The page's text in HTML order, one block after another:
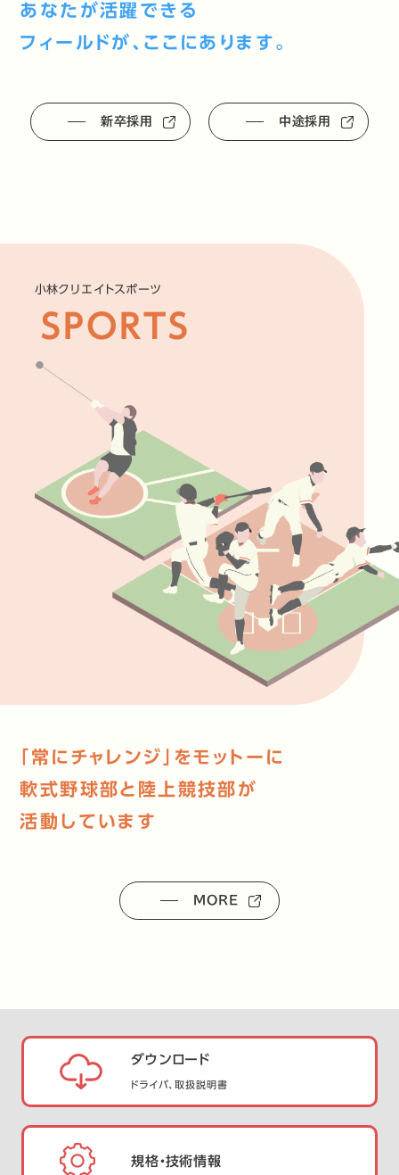
あなたが活躍できる
フィールドが、ここにあります。
新卒採用 中途採用
小林クリエイトスポーツ
SPORTS
「常にチャレンジ」をモットーに
軟式野球部と陸上競技部が
活動しています
MORE
ダウンロード
ドライバ、取扱説明書
規格・技術情報